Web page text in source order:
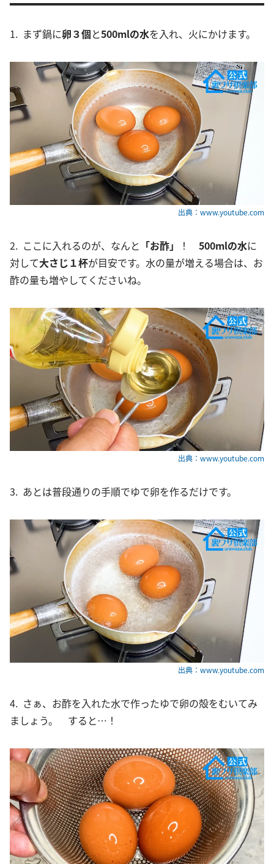
1. まず鍋に卵３個と500mlの水を入れ、火にかけます。
出典：www.youtube.com
2. ここに入れるのが、なんと 「お酢」 ！ 500mlの水に
対して大さじ１杯が目安です。水の量が増える場合は、お
酢の量も増やしてくださいね。
出典：www.youtube.com
3. あとは普段通りの手順でゆで卵を作るだけです。
出典：www.youtube.com
4. さぁ、お酢を入れた水で作ったゆで卵の殻をむいてみ
ましょう。 すると…！